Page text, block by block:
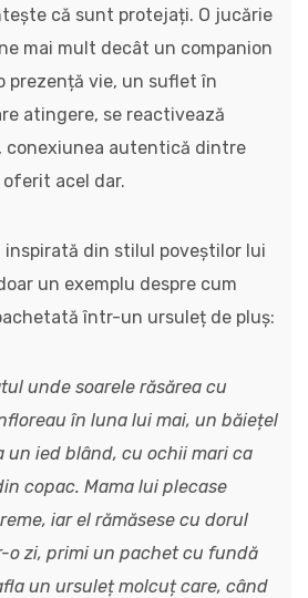
că sunt protejați. O jucărie
mai mult decât un companion
prezență vie, un suflet în
atingere, se reactivează
conexiunea autentică dintre
acel dar.
inspirată din stilul poveștilor lui
un exemplu despre cum
într-un ursuleț de pluș:
unde soarele răsărea cu
în luna lui mai, un băiețel
un ied blând, cu ochii mari ca
copac. Mama lui plecase
iar el rămăsese cu dorul
o zi, primi un pachet cu fundă
un ursuleț molcuț care, când